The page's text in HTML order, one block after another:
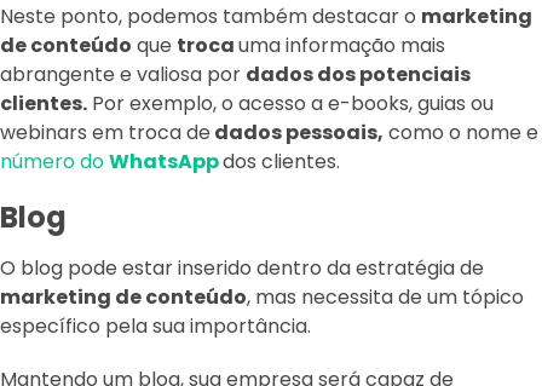
Neste ponto, podemos também destacar o marketing
de conteúdo que trocauma informação mais
abrangente e valiosa por dados dos potenciais
clientes. Por exemplo, o acesso a e-books, guias ou
webinars em troca de dados pessoais, como o nome e
número doWhatsAppdos clientes.
Blog
O blog pode estar inserido dentro da estratégia de
marketing de conteúdo, mas necessita de um tópico
específico pela sua importância.
Mantendo um blog, sua empresa será capaz de